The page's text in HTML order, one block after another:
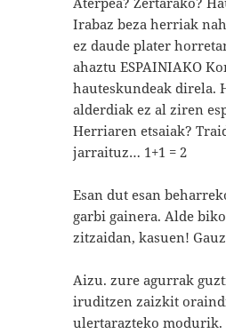
Irabaz beza herriak
ez daude plater
ahaztu ESPAINIAKO
hauteskundeak direla.
alderdiak ez al ziren
Herriaren etsaiak?
jarraituz… 1+1 = 2
Esan dut esan
garbi gainera. Alde
zitzaidan, kasuen!
Aizu. zure agurrak
iruditzen zaizkit
ulertarazteko